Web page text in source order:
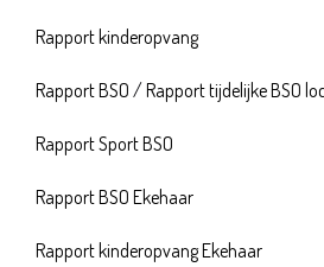
Rapport kinderopvang
Rapport BSO /Rapport tijdelijke BSO
Rapport Sport BSO
Rapport BSO Ekehaar
Rapport kinderopvang Ekehaar